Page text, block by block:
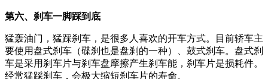
第六、刹车一脚踩到底
猛轰油门，猛踩刹车，是很多人喜欢的开车方式。目前轿车主
要使用盘式刹车（碟刹也是盘刹的一种）、鼓式刹车。盘式刹
车是采用刹车片与刹车盘摩擦产生刹车能，刹车片是损耗件。
经常猛踩刹车，会极大缩短刹车片的寿命。